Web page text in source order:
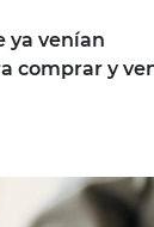
ya venían
comprar y